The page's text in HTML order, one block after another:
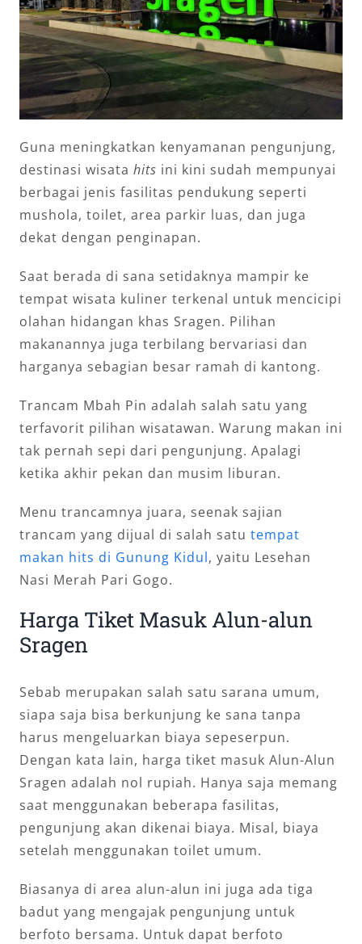
Guna meningkatkan kenyamanan pengunjung,
destinasi wisata hits ini kini sudah mempunyai
berbagai jenis fasilitas pendukung seperti
mushola, toilet, area parkir luas, dan juga
dekat dengan penginapan.
Saat berada di sana setidaknya mampir ke
tempat wisata kuliner terkenal untuk mencicipi
olahan hidangan khas Sragen. Pilihan
makanannya juga terbilang bervariasi dan
harganya sebagian besar ramah di kantong.
Trancam Mbah Pin adalah salah satu yang
terfavorit pilihan wisatawan. Warung makan ini
tak pernah sepi dari pengunjung. Apalagi
ketika akhir pekan dan musim liburan.
Menu trancamnya juara, seenak sajian
trancam yang dijual di salah satu tempat
makan hits di Gunung Kidul, yaitu Lesehan
Nasi Merah Pari Gogo.
Harga Tiket Masuk Alun-alun
Sragen
Sebab merupakan salah satu sarana umum,
siapa saja bisa berkunjung ke sana tanpa
harus mengeluarkan biaya sepeserpun.
Dengan kata lain, harga tiket masuk Alun-Alun
Sragen adalah nol rupiah. Hanya saja memang
saat menggunakan beberapa fasilitas,
pengunjung akan dikenai biaya. Misal, biaya
setelah menggunakan toilet umum.
Biasanya di area alun-alun ini juga ada tiga
badut yang mengajak pengunjung untuk
berfoto bersama. Untuk dapat berfoto